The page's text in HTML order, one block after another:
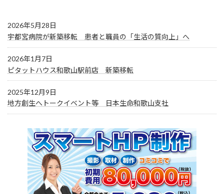
2026年5月28日
宇都宮病院が新築移転 患者と職員の「生活の質向上」へ
2026年1月7日
ピタットハウス和歌山駅前店 新築移転
2025年12月9日
地方創生へトークイベント等 日本生命和歌山支社